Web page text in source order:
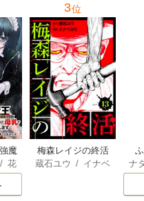
魔
強
力
ど
/花
3位
梅森レイジの終活
蔵石ユウ / イナベ
ナ